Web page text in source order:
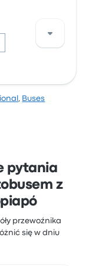
w Busbud
chwalili
narzekali na
w Busbud
, Buses
pytania
z
przewoźnika
się w dniu